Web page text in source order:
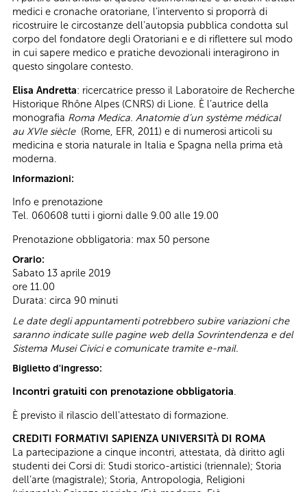
medici e cronache oratoriane, l’intervento si proporrà di
ricostruire le circostanze dell’autopsia pubblica condotta sul
corpo del fondatore degli Oratoriani e e di riflettere sul modo
in cui sapere medico e pratiche devozionali interagirono in
questo singolare contesto.
Elisa Andretta: ricercatrice presso il Laboratoire de Recherche
Historique Rhône Alpes (CNRS) di Lione. È l’autrice della
monografia Roma Medica. Anatomie d’un système médical
au XVIe siècle (Rome, EFR, 2011) e di numerosi articoli su
medicina e storia naturale in Italia e Spagna nella prima età
moderna.
Informazioni:
Info e prenotazione
Tel. 060608 tutti i giorni dalle 9.00 alle 19.00
Prenotazione obbligatoria: max 50 persone
Orario:
Sabato 13 aprile 2019
ore 11.00
Durata: circa 90 minuti
Le date degli appuntamenti potrebbero subire variazioni che
saranno indicate sulle pagine web della Sovrintendenza e del
Sistema Musei Civici e comunicate tramite e-mail.
Biglietto d'ingresso:
Incontri gratuiti con prenotazione obbligatoria.
È previsto il rilascio dell’attestato di formazione.
CREDITI FORMATIVI SAPIENZA UNIVERSITÀ DI ROMA
La partecipazione a cinque incontri, attestata, dà diritto agli
studenti dei Corsi di: Studi storico-artistici (triennale); Storia
dell’arte (magistrale); Storia, Antropologia, Religioni